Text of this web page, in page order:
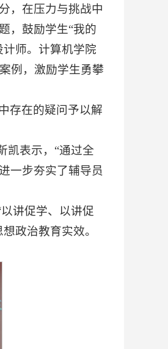
，在压力与挑战中
，鼓励学生“我的
师。计算机学院
例，激励学生勇攀
存在的疑问予以解
凯表示，“通过全
一步夯实了辅导员
讲促学、以讲促
政治教育实效。